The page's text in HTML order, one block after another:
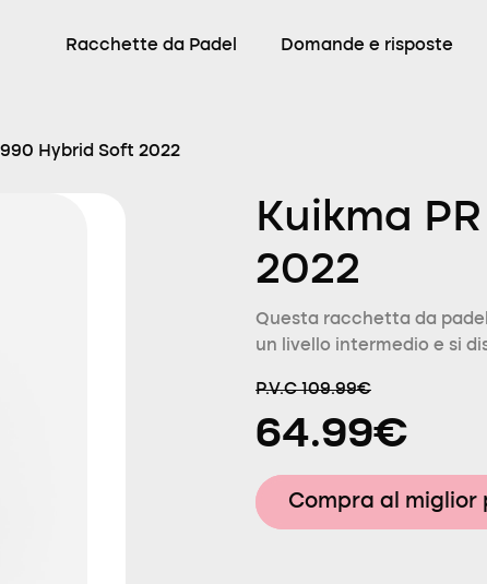
Racchette da Padel Domande e risposte
990 Hybrid Soft 2022
Kuikma
2022
Questa racchetta da
un livello intermedio e si
P.V.C 109.99€
64.99€
Compra al miglior